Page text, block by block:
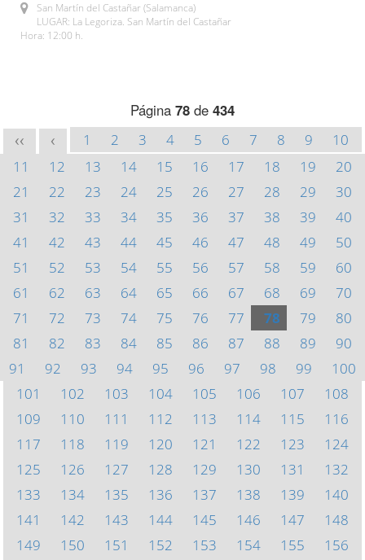
San Martín del Castañar (Salamanca)
LUGAR: La Legoriza. San Martín del Castañar
Hora: 12:00 h.
Página 78 de 434
<< < 1 2 3 4 5 6 7 8 9
10
11
12 13 14 15 16 17 18 19
20
21
22 23 24 25 26 27 28 29
30
31
32 33 34 35 36 37 38 39
40
41
42 43 44 45 46 47 48 49
50
51
52 53 54 55 56 57 58 59
60
61
62 63 64 65 66 67 68 69
70
71
72 73 74 75 76 77 78 79
80
81
82 83 84 85 86 87 88 89
90
91
92 93 94 95 96 97 98 99
100
101
102 103 104 105 106 107
108
109
110 111 112 113 114 115
116
117
118 119 120 121 122 123
124
125
126 127 128 129 130 131
132
133
134 135 136 137 138 139
140
141
142 143 144 145 146 147
148
149
150 151 152 153 154 155
156